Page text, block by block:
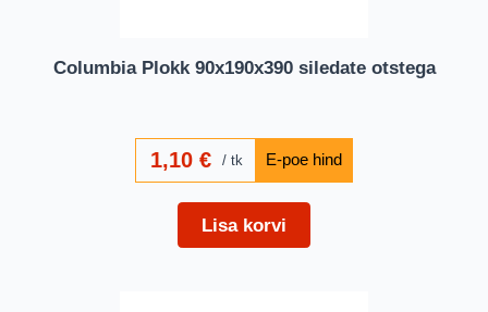
Columbia Plokk 90x190x390 siledate otstega
1,10€ tk
Lisa korvi